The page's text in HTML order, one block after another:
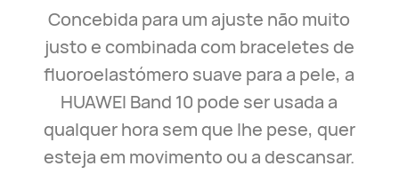
Concebida para um ajuste não muito
justo e combinada com braceletes de
fluoroelastómero suave para a pele, a
HUAWEI Band 10 pode ser usada a
qualquer hora sem que lhe pese, quer
esteja em movimento ou a descansar.